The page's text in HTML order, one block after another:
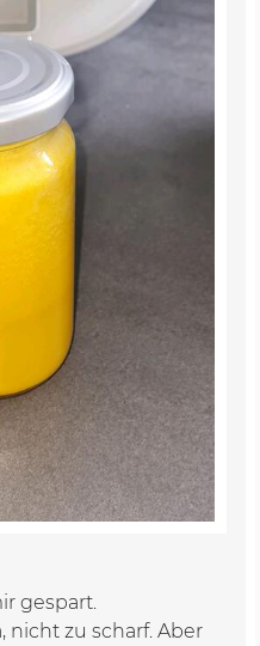
gespart.
nicht zu scharf. Aber